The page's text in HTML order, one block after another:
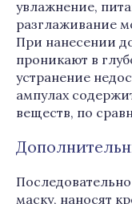
увлажнение,
разглаживание
При нанесении
проникают в
устранение
ампулах
веществ, по
маску, наносят